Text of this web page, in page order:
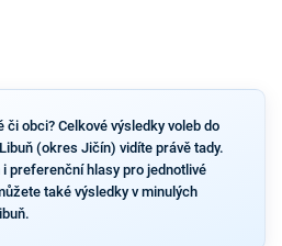
obci? Celkové výsledky voleb do
(okres Jičín) vidíte právě tady.
preferenční hlasy pro jednotlivé
také výsledky v minulých